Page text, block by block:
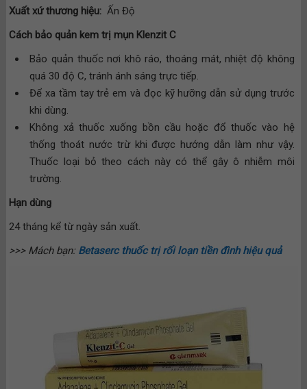
Xuất xứ thương hiệu: Ấn Độ
Cách bảo quản kem trị mụn Klenzit C
Bảo quản thuốc nơi khô ráo, thoáng mát, nhiệt độ không
quá 30 độ C, tránh ánh sáng trực tiếp.
Để xa tầm tay trẻ em và đọc kỹ hưỡng dẫn sử dụng trước
khi dùng.
Không xả thuốc xuống bồn cầu hoặc đổ thuốc vào hệ
thống thoát nước trừ khi được hướng dẫn làm như vậy.
Thuốc loại bỏ theo cách này có thể gây ô nhiễm môi
trường.
Hạn dùng
24 tháng kể từ ngày sản xuất.
>>> Mách bạn: Betaserc thuốc trị rối loạn tiền đình hiệu quả